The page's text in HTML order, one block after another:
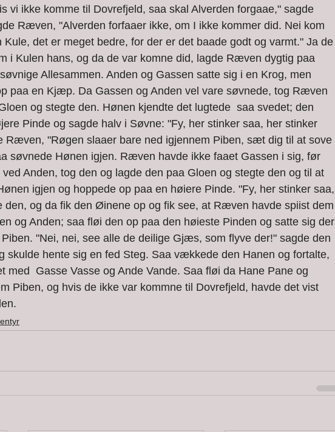
vi ikke komme til Dovrefjeld, saa skal Alverden forgaae," sagde
Ræven, "Alverden forfaaer ikke, om I ikke kommer did. Nei kom
det er meget bedre, for der er det baade godt og varmt." Ja de
i Kulen hans, og da de var komne did, lagde Ræven dygtig paa
Allesammen. Anden og Gassen satte sig i en Krog, men
paa en Kjæp. Da Gassen og Anden vel vare søvnede, tog Ræven
og stegte den. Hønen kjendte det lugtede  saa svedet; den
Pinde og sagde halv i Søvne: "Fy, her stinker saa, her stinker
Ræven, "Røgen slaaer bare ned igjennem Piben, sæt dig til at sove
søvnede Hønen igjen. Ræven havde ikke faaet Gassen i sig, før
Anden, tog den og lagde den paa Gloen og stegte den og til at
igjen og hoppede op paa en høiere Pinde. "Fy, her stinker saa,
den, og da fik den Øinene op og fik see, at Ræven havde spiist dem
og Anden; saa fløi den op paa den høieste Pinden og satte sig der
"Nei, nei, see alle de deilige Gjæs, som flyve der!" sagde den
skulde hente sig en fed Steg. Saa vækkede den Hanen og fortalte,
med  Gasse Vasse og Ande Vande. Saa fløi da Hane Pane og
Piben, og hvis de ikke var kommne til Dovrefjeld, havde det vist